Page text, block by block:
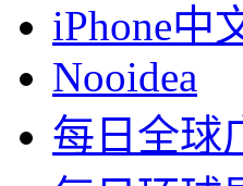
iPhone中
Nooidea
每日全球